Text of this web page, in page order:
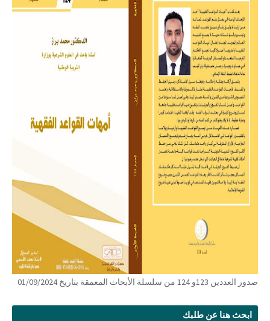
صدور العددين 123و 124 من سلسلة الأبحاث المعمقة بتاريخ 01/09/2024
ابحث هنا عن طلبك